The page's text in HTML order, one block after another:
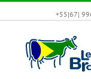
+55|67|